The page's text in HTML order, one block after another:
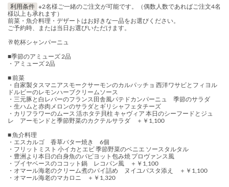
利用条件 ※2名様ご一緒のご注文が可能です。（偶数人数であればご注文4名
様以上も承れます）
前菜・魚介料理・デザートはお好きな一品をお選びください。
ご予約時、または当日お選びいただけます。
🥂乾杯シャンパーニュ
■季節のアミューズ 2品
・アミューズ 2品
■ 前菜
・自家製タスマニアスモークサーモンのカルパッチョ 西洋ワサビとフィヨル
ドルビーのレモンハーブクリームソース
・三元豚と白レバーのフランス田舎風パテドカンパーニュ 季節のサラダ
・生ハムと赤肉メロンのサラダとギリシャフェタチーズ
・カリフラワーのムース 活ホタテ貝柱 キャヴィア 本日のシーフードとジュ
レ アーモンドと季節野菜のカクテルサラダ ＋￥1,100
■ 魚介料理
・エスカルゴ 香草バター焼き 6個
・フリットミスト 小イカとエビ 季節野菜のベニエ ソースタルタル
・豊洲より本日の白身魚のパピヨット包み焼 プロヴァンス風
・ブイヤベースのココット鍋 レコパン風 ＋￥1,100
・オマール海老のクリーム煮のパイ詰め ヌイユパスタ添え ＋￥1,100
・オマール海老のマカロニ ＋￥1,320